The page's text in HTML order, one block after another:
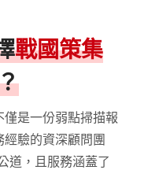
戰國策集
僅是一份弱點掃描報
驗的資深顧問團
道，且服務涵蓋了